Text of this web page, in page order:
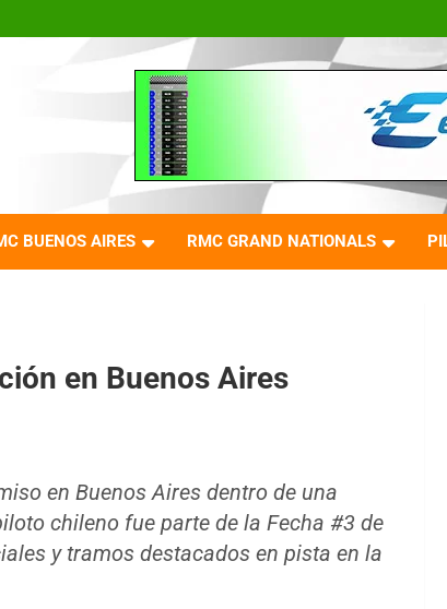
BUENOS AIRES RMC GRAND NATIONALS
en Buenos Aires
en Buenos Aires dentro de una
chileno fue parte de la Fecha #3 de
y tramos destacados en pista en la